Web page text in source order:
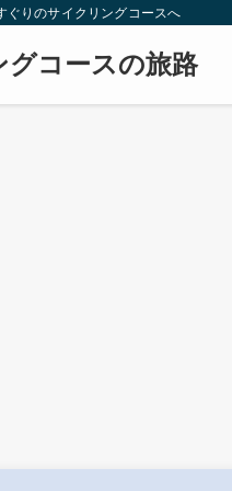
ぐりのサイクリングコースへ
コースの旅路